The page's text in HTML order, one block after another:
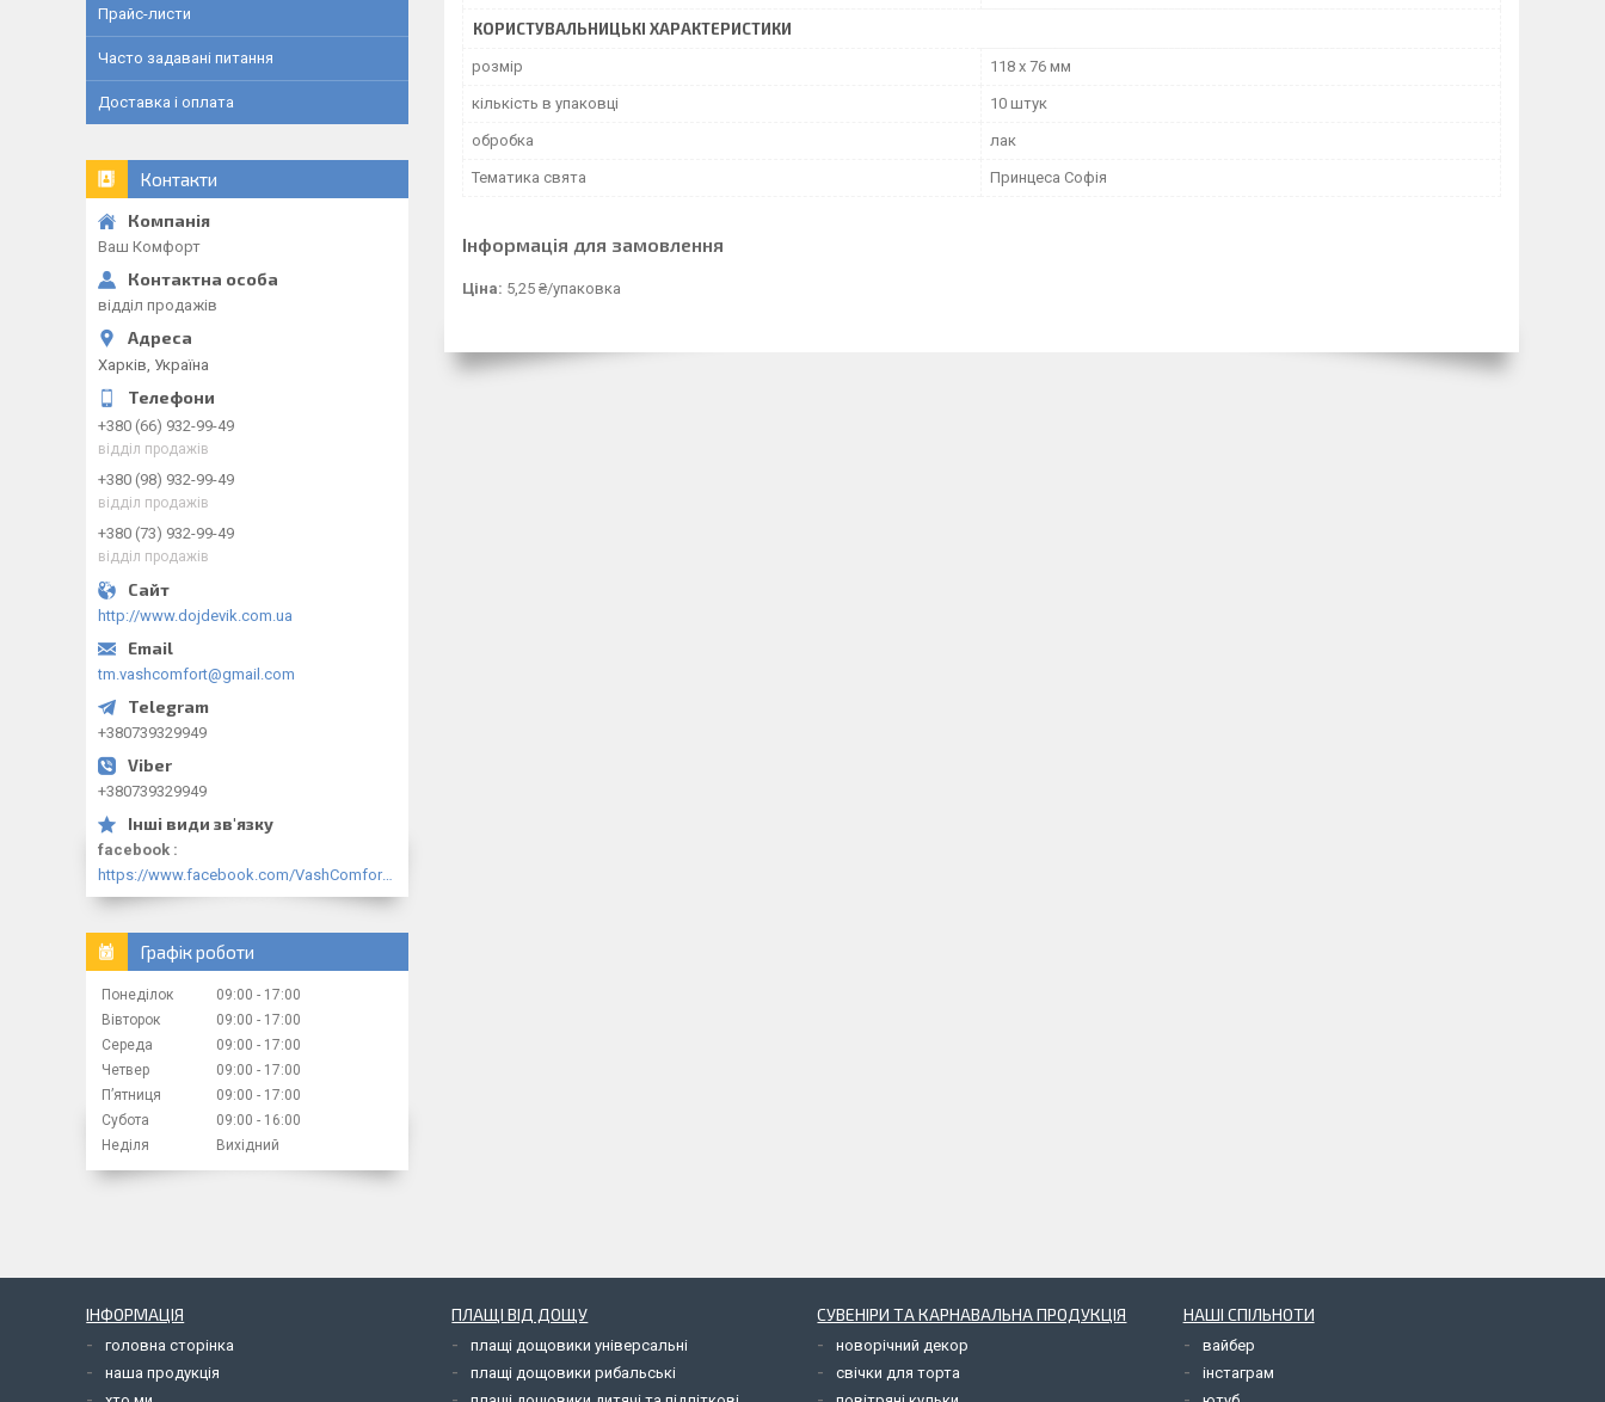
КОРИСТУВАЛЬНИЦЬКІ ХАРАКТЕРИСТИКИ
розмір 118 х 76 мм
кількість в упаковці 10 штук
обробка лак
Тематика свята Принцеса Софія
Інформація для замовлення
Ціна: 5,25 ₴/упаковка
Прайс-листи
Часто задавані питання
Доставка і оплата
Контакти
Ваш Комфорт
відділ продажів
Харків, Україна
+380 (66) 932-99-49
відділ продажів
+380 (98) 932-99-49
відділ продажів
+380 (73) 932-99-49
відділ продажів
http://www.dojdevik.com.ua
tm.vashcomfort@gmail.com
+380739329949
+380739329949
facebook
https://www.facebook.com/VashComfort.ua/
Графік роботи
Понеділок 09:00
17:00
Вівторок
09:00
17:00
Середа
09:00
17:00
Четвер
09:00
17:00
Пʼятниця
09:00
17:00
Субота
09:00
16:00
Неділя
Вихідний
ІНФОРМАЦІЯ
головна сторінка
наша продукція
ПЛАЩІ ВІД ДОЩУ
плащі дощовики універсальні
плащі дощовики рибальські
СУВЕНІРИ ТА КАРНАВАЛЬНА ПРОДУКЦІЯ
новорічний декор
свічки для торта
НАШІ СПІЛЬНОТИ
вайбер
інстаграм